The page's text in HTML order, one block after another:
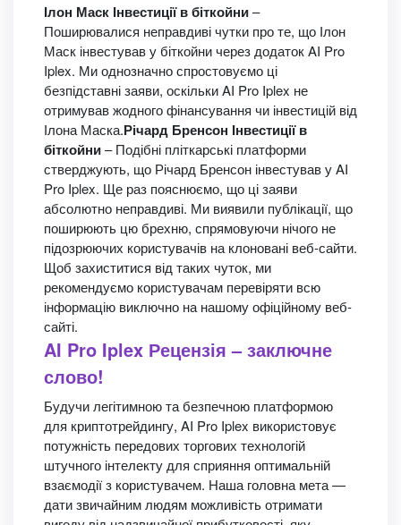
Ілон Маск Інвестиції в біткойни–
Поширювалися неправдиві чутки про те, що Ілон
Маск інвестував у біткойни через додаток AI Pro
Iplex. Ми однозначно спростовуємо ці
безпідставні заяви, оскільки AI Pro Iplex не
отримував жодного фінансування чи інвестицій від
Ілона Маска.Річард Бренсон Інвестиції в
біткойни– Подібні пліткарські платформи
стверджують, що Річард Бренсон інвестував у AI
Pro Iplex. Ще раз пояснюємо, що ці заяви
абсолютно неправдиві. Ми виявили публікації, що
поширюють цю брехню, спрямовуючи нічого не
підозрюючих користувачів на клоновані веб-сайти.
Щоб захиститися від таких чуток, ми
рекомендуємо користувачам перевіряти всю
інформацію виключно на нашому офіційному веб-
сайті.
AI Pro Iplex Рецензія – заключне
слово!
Будучи легітимною та безпечною платформою
для криптотрейдингу, AI Pro Iplex використовує
потужність передових торгових технологій
штучного інтелекту для сприяння оптимальній
взаємодії з користувачем. Наша головна мета —
дати звичайним людям можливість отримати